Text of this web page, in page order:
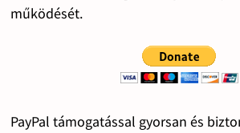
működését.
PayPal támogatással gyorsan és